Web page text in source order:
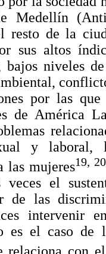
Medellín
resto de la
sus altos
bajos niveles
por las
de América
y laboral,
las mujeres19, 20
veces el
de las
intervenir
es el caso